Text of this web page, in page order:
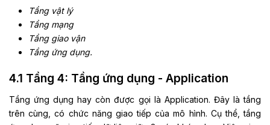
Tầng vật lý
Tầng mạng
Tầng giao vận
Tầng ứng dụng.
4.1 Tầng 4: Tầng ứng dụng - Application
Tầng ứng dụng hay còn được gọi là Application. Đây là tầng
trên cùng, có chức năng giao tiếp của mô hình. Cụ thể, tầng